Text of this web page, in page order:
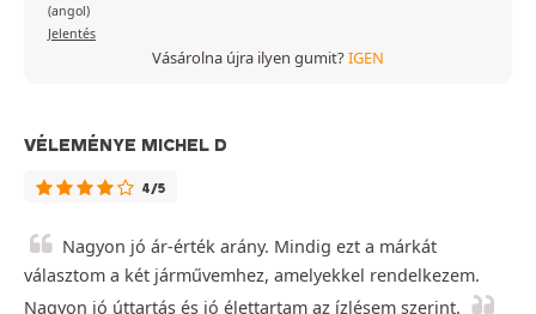
(angol)
Jelentés
Vásárolna újra ilyen gumit?IGEN
VÉLEMÉNYE MICHEL D
4/5
Nagyon jó ár-érték arány. Mindig ezt a márkát
választom a két járművemhez, amelyekkel rendelkezem.
Nagyon jó úttartás és jó élettartam az ízlésem szerint.